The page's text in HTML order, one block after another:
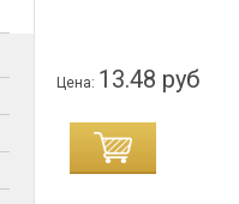
Цена: 13.48 руб